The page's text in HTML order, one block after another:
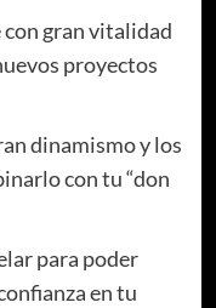
con gran vitalidad
proyectos
dinamismo y los
con tu “don
para poder
en tu